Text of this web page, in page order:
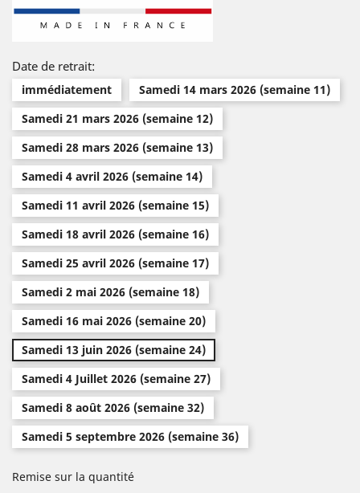
Date de retrait:
immédiatement
Samedi 14 mars 2026 (semaine 11)
Samedi 21 mars 2026 (semaine 12)
Samedi 28 mars 2026 (semaine 13)
Samedi 4 avril 2026 (semaine 14)
Samedi 11 avril 2026 (semaine 15)
Samedi 18 avril 2026 (semaine 16)
Samedi 25 avril 2026 (semaine 17)
Samedi 2 mai 2026 (semaine 18)
Samedi 16 mai 2026 (semaine 20)
Samedi 13 juin 2026 (semaine 24)
Samedi 4 Juillet 2026 (semaine 27)
Samedi 8 août 2026 (semaine 32)
Samedi 5 septembre 2026 (semaine 36)
Remise sur la quantité